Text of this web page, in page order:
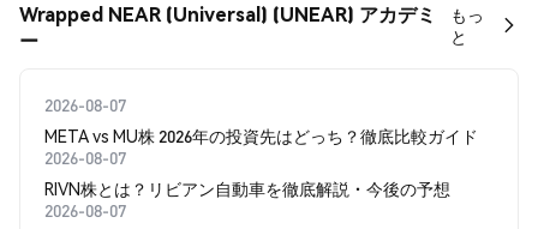
Wrapped NEAR (Universal) (UNEAR) アカデミ
ー
もっ
と
2026-08-07
META vs MU株 2026年の投資先はどっち？徹底比較ガイド
2026-08-07
RIVN株とは？リビアン自動車を徹底解説・今後の予想
2026-08-07